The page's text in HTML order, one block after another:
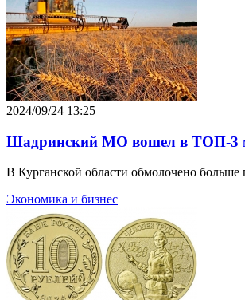
2024/09/24 13:25
Шадринский МО вошел в ТОП-3
В Курганской области обмолочено
Экономика и бизнес